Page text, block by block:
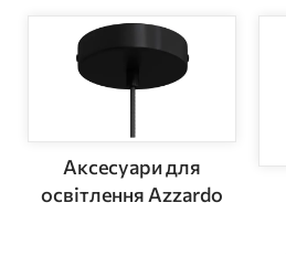
Аксесуари для
освітлення Azzardo